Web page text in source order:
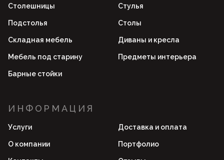
Столешницы Стулья
Подстолья Столы
Складная мебель Диваны и кресла
Мебель под старину Предметы интерьера
Барные стойки
ИНФОРМАЦИЯ
Услуги Доставка и оплата
О компании Портфолио